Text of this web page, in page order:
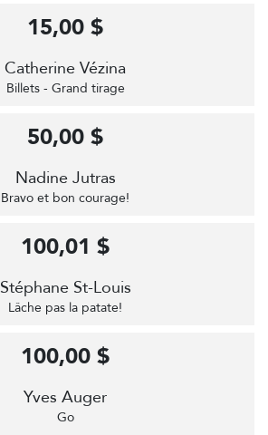
Catherine Vézina
Billets - Grand tirage
15,00 $
Nadine Jutras
Bravo et bon courage!
50,00 $
Stéphane St-Louis
Lâche pas la patate!
100,01 $
Yves Auger
Go
100,00 $